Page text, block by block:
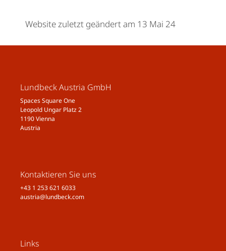
Website zuletzt geändert am 13 Mai 24
Lundbeck Austria GmbH
Spaces Square One
Leopold Ungar Platz 2
1190 Vienna
Austria
Kontaktieren Sie uns
+43 1 253 621 6033
austria@lundbeck.com
Links